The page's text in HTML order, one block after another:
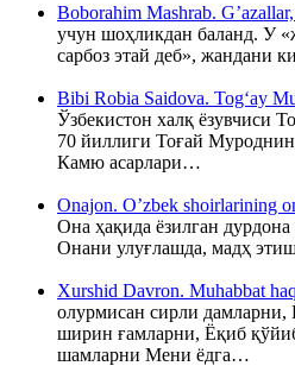
Boborahim Mashrab.
учун шоҳликдан баланд. У
сарбоз этай деб», жандани
Bibi Robia Saidova. Tog‘ay
Ўзбекистон халқ ёзувчиси
70 йиллиги Тоғай
Камю асарлари…
Onajon. O’zbek shoirlarining
Она ҳақида ёзилган дурдона
Онани улуғлашда, мадҳ
Xurshid Davron. Muhabbat
олурмисан сирли дамларни,
ширин ғамларни, Ёқиб
шамларни Мени ёдга…